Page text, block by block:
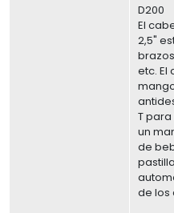
D200
El
2,5"
etc. El
T
un
de
de los